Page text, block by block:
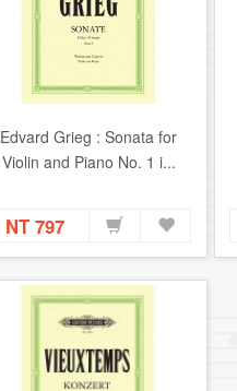
Edvard Grieg : Sonata for
Violin and Piano No. 1 i...
NT 797